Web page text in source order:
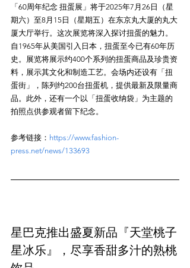
「60周年纪念 扭蛋展」将于2025年7月26日（星
期六）至8月15日（星期五）在东京丸大厦的丸大
厦大厅举行。这次展览将深入探讨扭蛋的魅力。
自1965年从美国引入日本，扭蛋至今已有60年历
史。展览将展示约400个系列的扭蛋商品及珍贵资
料，展示其文化和制造工艺。会场内还设有「扭
蛋街」，陈列约200台扭蛋机，提供最新及限量商
品。此外，还有一个以「扭蛋收纳袋」为主题的
参考链接： https://www.fashion-
press.net/news/133693
星巴克推出盛夏新品『天堂桃子
星冰乐』，尽享香甜多汁的熟桃